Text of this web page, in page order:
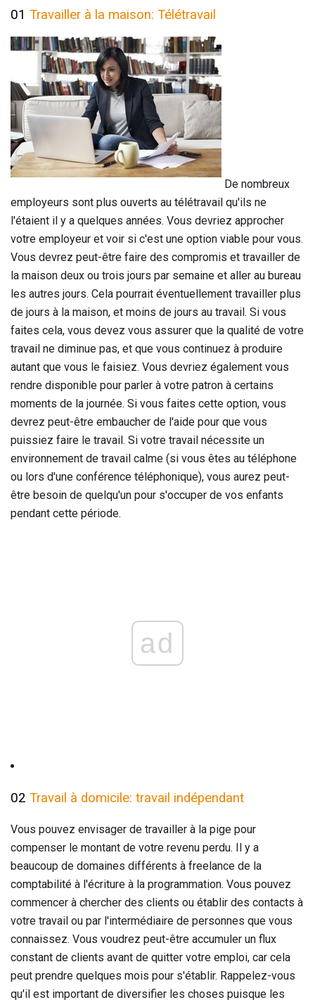
01 Travailler à la maison: Télétravail
De nombreux
employeurs sont plus ouverts au télétravail qu'ils ne
l'étaient il y a quelques années. Vous devriez approcher
votre employeur et voir si c'est une option viable pour vous.
Vous devrez peut-être faire des compromis et travailler de
la maison deux ou trois jours par semaine et aller au bureau
les autres jours. Cela pourrait éventuellement travailler plus
de jours à la maison, et moins de jours au travail. Si vous
faites cela, vous devez vous assurer que la qualité de votre
travail ne diminue pas, et que vous continuez à produire
autant que vous le faisiez. Vous devriez également vous
rendre disponible pour parler à votre patron à certains
moments de la journée. Si vous faites cette option, vous
devrez peut-être embaucher de l'aide pour que vous
puissiez faire le travail. Si votre travail nécessite un
environnement de travail calme (si vous êtes au téléphone
ou lors d'une conférence téléphonique), vous aurez peut-
être besoin de quelqu'un pour s'occuper de vos enfants
pendant cette période.
ad
02 Travail à domicile: travail indépendant
Vous pouvez envisager de travailler à la pige pour
compenser le montant de votre revenu perdu. Il y a
beaucoup de domaines différents à freelance de la
comptabilité à l'écriture à la programmation. Vous pouvez
commencer à chercher des clients ou établir des contacts à
votre travail ou par l'intermédiaire de personnes que vous
connaissez. Vous voudrez peut-être accumuler un flux
constant de clients avant de quitter votre emploi, car cela
peut prendre quelques mois pour s'établir. Rappelez-vous
qu'il est important de diversifier les choses puisque les